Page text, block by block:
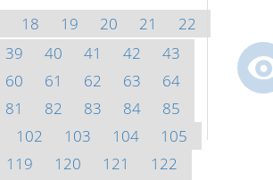
18 19 20 21
22
39 40 41 42
43
60 61 62 63
64
81 82 83 84
85
102 103 104
105
119 120 121
122